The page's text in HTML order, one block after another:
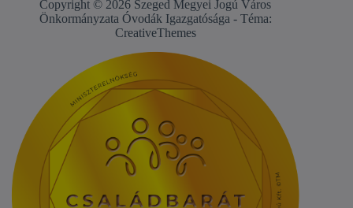
Copyright © 2026 Szeged Megyei Jogú Város
Önkormányzata Óvodák Igazgatósága - Téma:
CreativeThemes